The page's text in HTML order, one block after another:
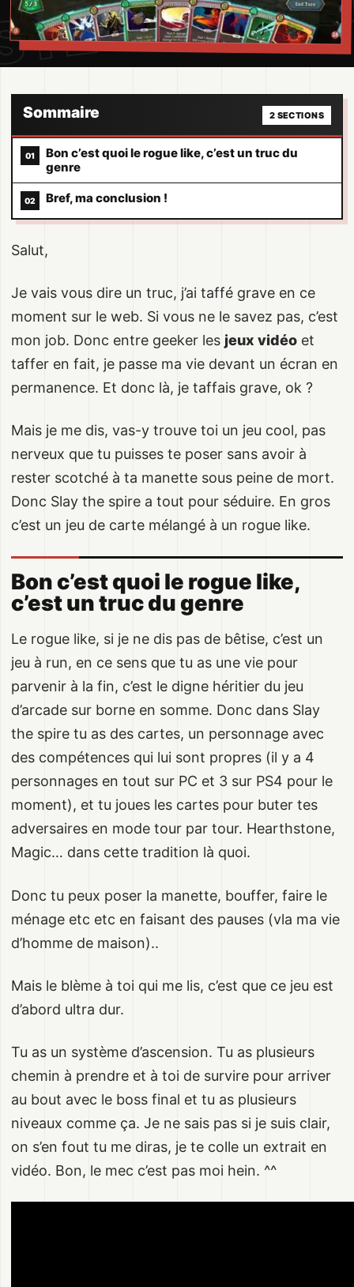
Sommaire 2 SECTIONS
Bon c’est quoi le rogue like, c’est un truc du
genre
Bref, ma conclusion !
Salut,
Je vais vous dire un truc, j’ai taffé grave en ce
moment sur le web. Si vous ne le savez pas, c’est
mon job. Donc entre geeker les jeux vidéo et
taffer en fait, je passe ma vie devant un écran en
permanence. Et donc là, je taffais grave, ok ?
Mais je me dis, vas-y trouve toi un jeu cool, pas
nerveux que tu puisses te poser sans avoir à
rester scotché à ta manette sous peine de mort.
Donc Slay the spire a tout pour séduire. En gros
c’est un jeu de carte mélangé à un rogue like.
Bon c’est quoi le rogue like,
c’est un truc du genre
Le rogue like, si je ne dis pas de bêtise, c’est un
jeu à run, en ce sens que tu as une vie pour
parvenir à la fin, c’est le digne héritier du jeu
d’arcade sur borne en somme. Donc dans Slay
the spire tu as des cartes, un personnage avec
des compétences qui lui sont propres (il y a 4
personnages en tout sur PC et 3 sur PS4 pour le
moment), et tu joues les cartes pour buter tes
adversaires en mode tour par tour. Hearthstone,
Magic… dans cette tradition là quoi.
Donc tu peux poser la manette, bouffer, faire le
ménage etc etc en faisant des pauses (vla ma vie
d’homme de maison)..
Mais le blème à toi qui me lis, c’est que ce jeu est
d’abord ultra dur.
Tu as un système d’ascension. Tu as plusieurs
chemin à prendre et à toi de survire pour arriver
au bout avec le boss final et tu as plusieurs
niveaux comme ça. Je ne sais pas si je suis clair,
on s’en fout tu me diras, je te colle un extrait en
vidéo. Bon, le mec c’est pas moi hein. ^^